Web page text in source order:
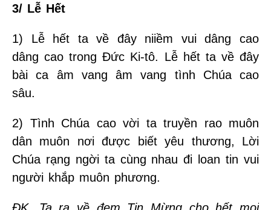
3/ Lễ Hết
1) Lễ hết ta về đây niiềm vui dâng cao
dâng cao trong Đức Ki-tô. Lễ hết ta về đây
bài ca âm vang âm vang tình Chúa cao
sâu.
2) Tình Chúa cao vời ta truyền rao muôn
dân muôn nơi được biết yêu thương, Lời
Chúa rạng ngời ta cùng nhau đi loan tin vui
người khắp muôn phương.